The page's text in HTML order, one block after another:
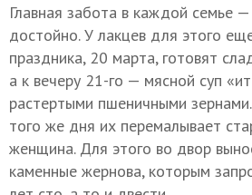
Главная забота в каждой семье —
достойно. У лакцев для этого
праздника, 20 марта, готовят
а к вечеру 21-го — мясной суп
растертыми пшеничными
того же дня их перемалывает
женщина. Для этого во двор
каменные жернова, которым